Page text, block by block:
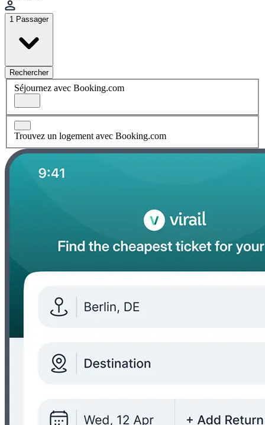
1 Passager
Rechercher
Séjournez avec Booking.com
Trouvez un logement avec Booking.com